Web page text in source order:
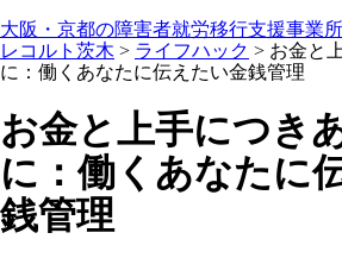
大阪・京都の障害者就労移行支援事業
レコルト茨木 > ライフハック > お金と
に：働くあなたに伝えたい金銭管理
お金と上手につき
に：働くあなたに
銭管理